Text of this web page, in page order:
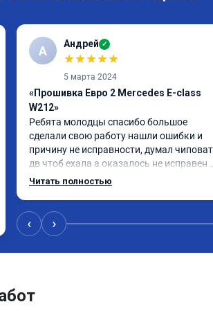
А Андрей ✓
★★★★★
5 марта 2024
«Прошивка Евро 2 Mercedes E-class
W212»
Ребята молодцы спасибо большое
сделали свою работу нашли ошибки и
причину не исправности, думал
дв чтоб ехала а оказалось не исправен
регулятор турбины, поменял стало все
Читать полностью
‹ ›